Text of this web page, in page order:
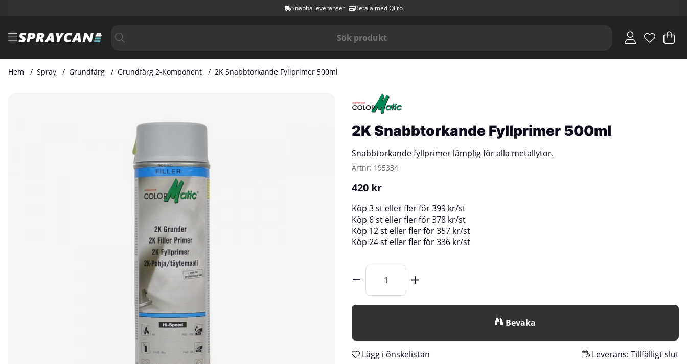
Snabba leveranser Betala med Qliro
.
Hem Spray Grundfärg Grundfärg 2-Komponent 2K Snabbtorkande Fyllprimer 500ml
2K Snabbtorkande Fyllprimer 500ml
Snabbtorkande fyllprimer lämplig för alla metallytor.
Artnr: 195334
420 kr
Köp 3 st eller fler för399 kr/st
Köp 6 st eller fler för378 kr/st
Köp 12 st eller fler för357 kr/st
Köp 24 st eller fler för336 kr/st
Bevaka
Lägg i önskelistan Leverans: Tillfälligt slut